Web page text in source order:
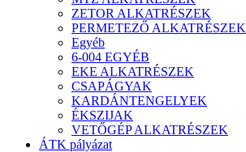
ZETOR ALKATRÉSZEK
PERMETEZŐ ALKATRÉSZEK
Egyéb
6-004 EGYÉB
EKE ALKATRÉSZEK
CSAPÁGYAK
KARDÁNTENGELYEK
ÉKSZIJAK
VETŐGÉP ALKATRÉSZEK
ÁTK pályázat